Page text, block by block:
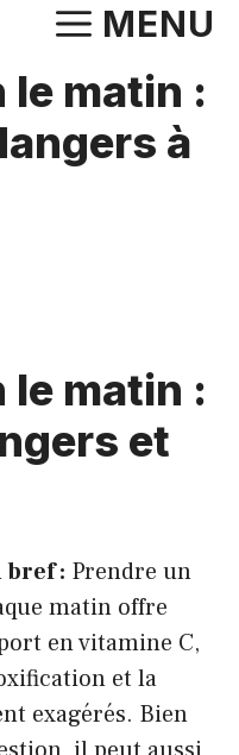
MENU
le matin :
à
le matin :
et
bref : Prendre un
matin offre
en vitamine C,
et la
exagérés. Bien